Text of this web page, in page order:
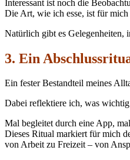
Interessant ist noch die
Die Art, wie ich esse, ist für
Natürlich gibt es Gelegenheiten,
3. Ein
Ein fester Bestandteil meines
Dabei reflektiere ich, was
Mal begleitet durch eine App,
Dieses Ritual markiert für mich
von Arbeit zu Freizeit – von